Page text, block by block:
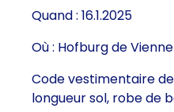
Quand : 16.1.2025
Où : Hofburg de Vienne
Code vestimentaire
longueur sol, robe de